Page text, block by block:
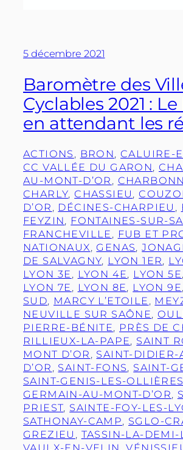
5 décembre 2021
Baromètre des
Cyclables 2021 :
en attendant les
ACTIONS , BRON, CALUIRE-
CC VALLÉE DU GARON,
AU-MONT-D’OR ,
CHARLY, CHASSIEU ,
D’OR , DÉCINES-CHARPIEU ,
FEYZIN, FONTAINES-SUR-
FRANCHEVILLE , FUB ET
NATIONAUX, GENAS,
DE SALVAGNY, LYON 1ER,
LYON 3E , LYON 4E, LYON 5E,
LYON 7E , LYON 8E, LYON 9E,
SUD, MARCY L’ETOILE ,
NEUVILLE SUR SAÔNE,
PIERRE-BÉNITE, PRÈS DE
RILLIEUX-LA-PAPE, SAINT
MONT D’OR , SAINT-DIDIER-
D’OR , SAINT-FONS, SAINT-
SAINT-GENIS-LES-OLLIÈRES
GERMAIN-AU-MONT-D’OR,
PRIEST, SAINTE-FOY-LES-
SATHONAY-CAMP, SGLO-
GREZIEU , TASSIN-LA-DEMI-